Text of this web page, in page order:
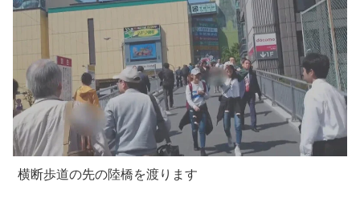
横断歩道の先の陸橋を渡ります